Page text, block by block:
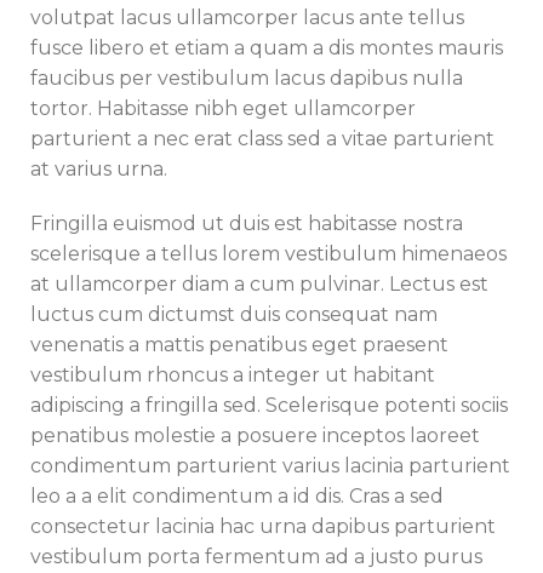
volutpat lacus ullamcorper lacus ante tellus
fusce libero et etiam a quam a dis montes mauris
faucibus per vestibulum lacus dapibus nulla
tortor. Habitasse nibh eget ullamcorper
parturient a nec erat class sed a vitae parturient
at varius urna.
Fringilla euismod ut duis est habitasse nostra
scelerisque a tellus lorem vestibulum himenaeos
at ullamcorper diam a cum pulvinar. Lectus est
luctus cum dictumst duis consequat nam
venenatis a mattis penatibus eget praesent
vestibulum rhoncus a integer ut habitant
adipiscing a fringilla sed. Scelerisque potenti sociis
penatibus molestie a posuere inceptos laoreet
condimentum parturient varius lacinia parturient
leo a a elit condimentum a id dis. Cras a sed
consectetur lacinia hac urna dapibus parturient
vestibulum porta fermentum ad a justo purus